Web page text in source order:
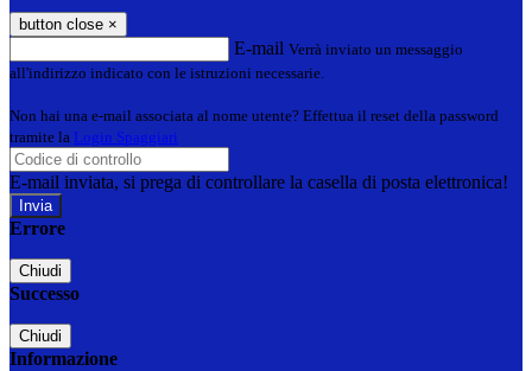
button close ×
E-mail Verrà inviato un messaggio
all'indirizzo indicato con le istruzioni necessarie.
Non hai una e-mail associata al nome utente? Effettua il reset della password
tramite la Login Spaggiari
E-mail inviata, si prega di controllare la casella di posta elettronica!
Errore
Chiudi
Successo
Chiudi
Informazione